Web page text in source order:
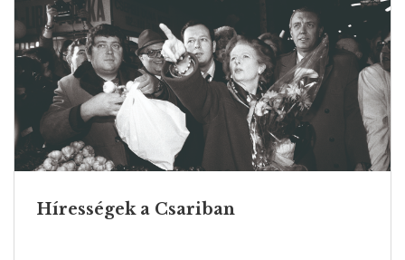
Hírességek a Csariban